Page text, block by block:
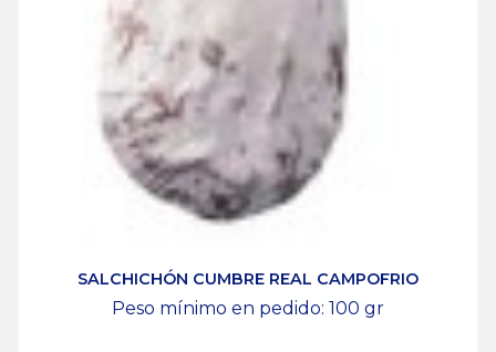
SALCHICHÓN CUMBRE REAL CAMPOFRIO
Peso mínimo en pedido: 100 gr